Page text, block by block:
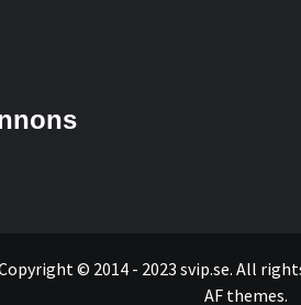
© 2014 - 2023 svip.se. All
AF themes.